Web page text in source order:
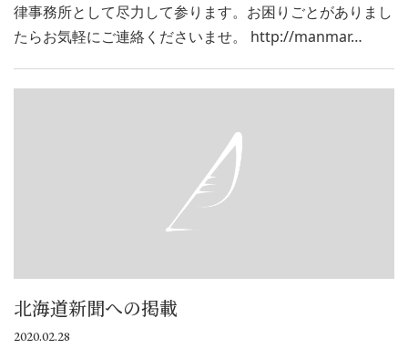
律事務所として尽力して参ります。お困りごとがありまし
たらお気軽にご連絡くださいませ。 http://manmar…
北海道新聞への掲載
2020.02.28